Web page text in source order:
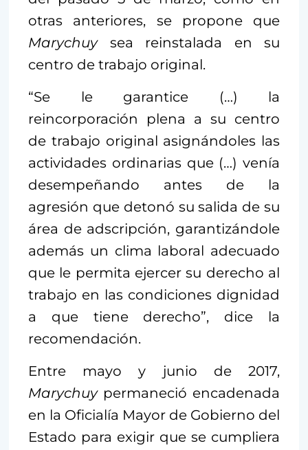
otras anteriores, se propone que
Marychuysea reinstalada en su
centro de trabajo original.
“Se le garantice (…) la
reincorporación plena a su centro
de trabajo original asignándoles las
actividades ordinarias que (…) venía
desempeñando antes de la
agresión que detonó su salida de su
área de adscripción, garantizándole
además un clima laboral adecuado
que le permita ejercer su derecho al
trabajo en las condiciones dignidad
a que tiene derecho”, dice la
recomendación.
Entre mayo y junio de 2017,
Marychuypermaneció encadenada
en la Oficialía Mayor de Gobierno del
Estado para exigir que se cumpliera